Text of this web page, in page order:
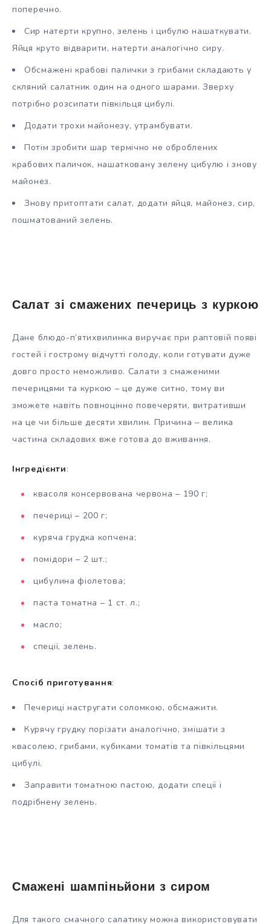
поперечно.
Сир натерти крупно, зелень і цибулю нашаткувати.
Яйця круто відварити, натерти аналогічно сиру.
Обсмажені крабові палички з грибами складають у
скляний салатник один на одного шарами. Зверху
потрібно розсипати півкільця цибулі.
Додати трохи майонезу, утрамбувати.
Потім зробити шар термічно не оброблених
крабових паличок, нашатковану зелену цибулю і знову
майонез.
Знову притоптати салат, додати яйця, майонез, сир,
пошматований зелень.
Салат зі смажених печериць з куркою
Дане блюдо-п’ятихвилинка виручає при раптовій появі
гостей і гострому відчутті голоду, коли готувати дуже
довго просто неможливо. Салати з смаженими
печерицями та куркою – це дуже ситно, тому ви
зможете навіть повноцінно повечеряти, витративши
на це чи більше десяти хвилин. Причина – велика
частина складових вже готова до вживання.
Інгредієнти:
квасоля консервована червона – 190 г;
печериці – 200 г;
куряча грудка копчена;
помідори – 2 шт.;
цибулина фіолетова;
паста томатна – 1 ст. л.;
масло;
спеції, зелень.
Спосіб приготування:
Печериці настругати соломкою, обсмажити.
Курячу грудку порізати аналогічно, змішати з
квасолею, грибами, кубиками томатів та півкільцями
цибулі.
Заправити томатною пастою, додати спеції і
подрібнену зелень.
Смажені шампіньйони з сиром
Для такого смачного салатику можна використовувати